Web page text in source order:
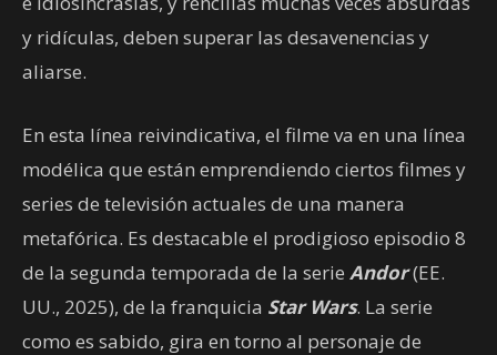
y ridículas, deben superar las desavenencias y
aliarse.
En esta línea reivindicativa, el filme va en una línea
modélica que están emprendiendo ciertos filmes y
series de televisión actuales de una manera
metafórica. Es destacable el prodigioso episodio 8
de la segunda temporada de la serie Andor(EE.
UU., 2025), de la franquicia Star Wars. La serie
como es sabido, gira en torno al personaje de